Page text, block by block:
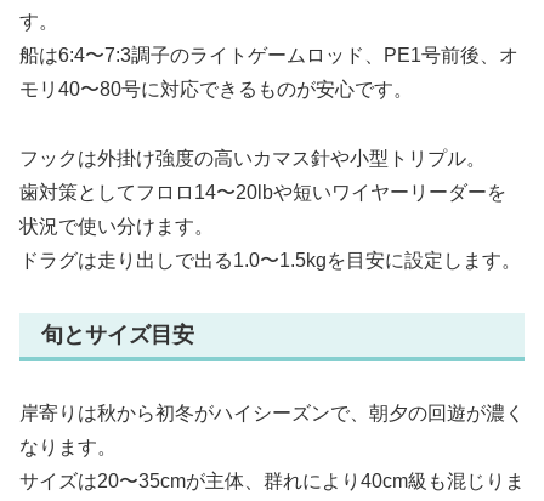
す。
船は6:4〜7:3調子のライトゲームロッド、PE1号前後、オ
モリ40〜80号に対応できるものが安心です。
フックは外掛け強度の高いカマス針や小型トリプル。
歯対策としてフロロ14〜20lbや短いワイヤーリーダーを
状況で使い分けます。
ドラグは走り出しで出る1.0〜1.5kgを目安に設定します。
旬とサイズ目安
岸寄りは秋から初冬がハイシーズンで、朝夕の回遊が濃く
なります。
サイズは20〜35cmが主体、群れにより40cm級も混じりま